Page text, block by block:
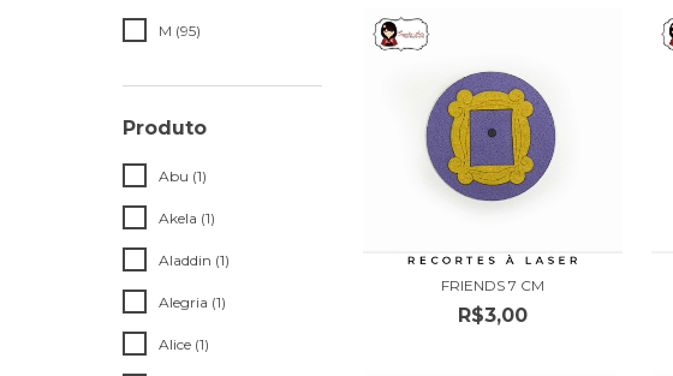
M (95)
Produto
Abu (1)
Akela (1)
Aladdin (1)
Alegria (1)
Alice (1)
FRIENDS 7 CM
R$3,00